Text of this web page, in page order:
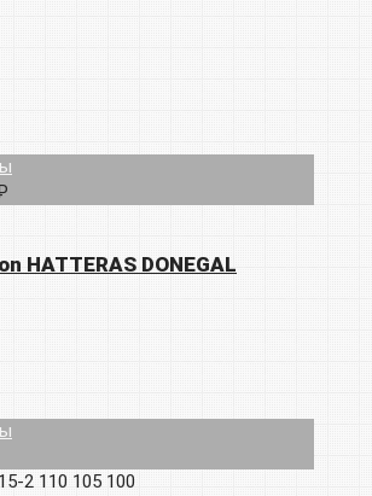
HATTERAS DONEGAL
2 110 105 100